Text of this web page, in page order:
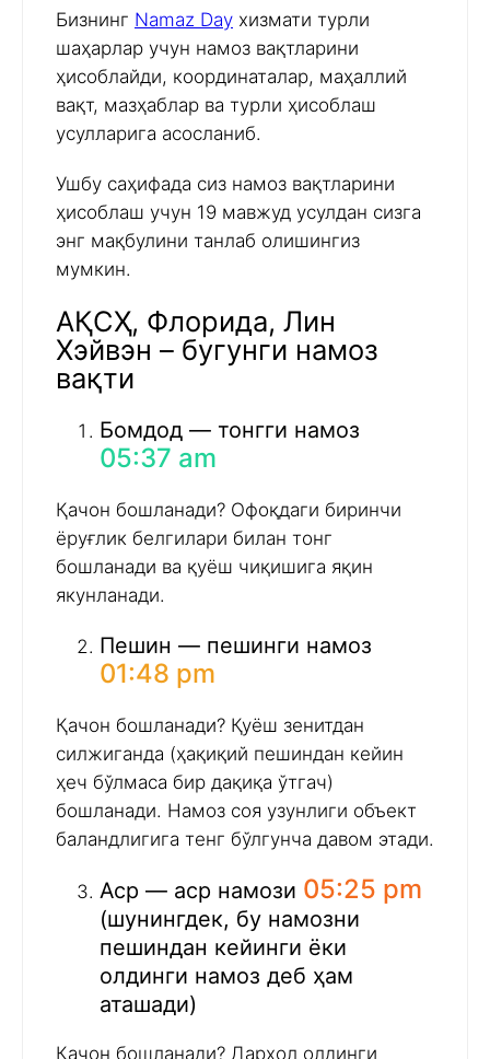
Бизнинг Namaz Day хизмати турли
шаҳарлар учун намоз вақтларини
ҳисоблайди, координаталар, маҳаллий
вақт, мазҳаблар ва турли ҳисоблаш
усулларига асосланиб.
Ушбу саҳифада сиз намоз вақтларини
ҳисоблаш учун 19 мавжуд усулдан сизга
энг мақбулини танлаб олишингиз
мумкин.
АҚСҲ, Флорида, Лин
Хэйвэн – бугунги намоз
вақти
Бомдод — тонгги намоз
05:37 am
Қачон бошланади? Офоқдаги биринчи
ёруғлик белгилари билан тонг
бошланади ва қуёш чиқишига яқин
якунланади.
Пешин — пешинги намоз
01:48 pm
Қачон бошланади? Қуёш зенитдан
силжиганда (ҳақиқий пешиндан кейин
ҳеч бўлмаса бир дақиқа ўтгач)
бошланади. Намоз соя узунлиги объект
баландлигига тенг бўлгунча давом этади.
Аср — аср намози 05:25 pm
(шунингдек, бу намозни
пешиндан кейинги ёки
олдинги намоз деб ҳам
аташади)
Қачон бошланади? Дарҳол олдинги